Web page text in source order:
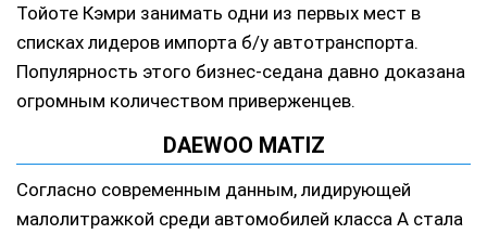
Тойоте Кэмри занимать одни из первых мест в
списках лидеров импорта б/у автотранспорта.
Популярность этого бизнес-седана давно доказана
огромным количеством приверженцев.
DAEWOO MATIZ
Согласно современным данным, лидирующей
малолитражкой среди автомобилей класса А стала